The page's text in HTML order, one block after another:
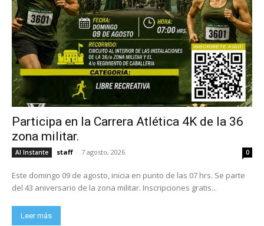
Participa en la Carrera Atlética 4K de la 36
zona militar.
Al Instante staff - 7 agosto, 2026 0
Este domingo 09 de agosto, inicia en punto de las 07 hrs. Se parte
del 43 aniversario de la zona militar. Inscripciones gratis...
Leer más